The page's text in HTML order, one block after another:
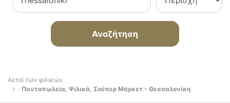
Αναζήτηση
Αετοί των ψιλικών
Παντοπωλεία, Ψιλικά, Σούπερ Μάρκετ - Θεσσαλονίκη